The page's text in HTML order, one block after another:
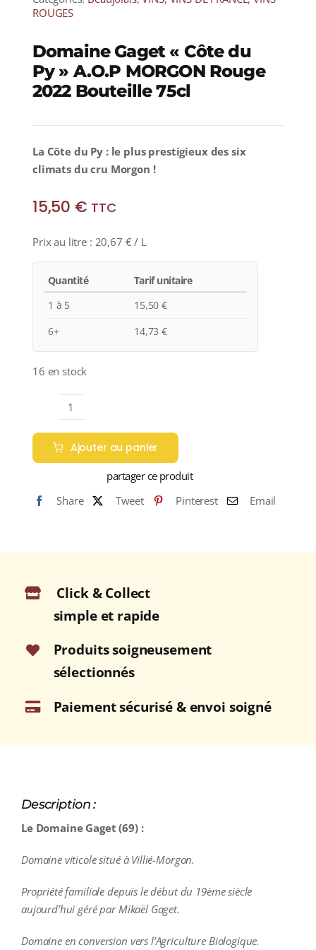
ROUGES
Domaine Gaget « Côte du
Py » A.O.P MORGON Rouge
2022 Bouteille 75cl
La Côte du Py : le plus prestigieux des six
climats du cru Morgon !
15,50 € TTC
Prix au litre : 20,67 € / L
Quantité
Tarif unitaire
1 à 5
15,50€
6+
14,73€
16 en stock
quantité
de
Domaine
Gaget
du
MORGON
2022
Bouteille
75cl
Ajouter au panier
partager ce produit
Share
Tweet Pinterest Email
Click & Collect
simple et rapide
Produits soigneusement
sélectionnés
Paiement sécurisé & envoi soigné
Description :
Le Domaine Gaget (69) :
Domaine viticole situé à Villié-Morgon.
Propriété familiale depuis le début du 19ème siècle
aujourd’hui géré par Mikaël Gaget.
Domaine en conversion vers l’Agriculture Biologique.